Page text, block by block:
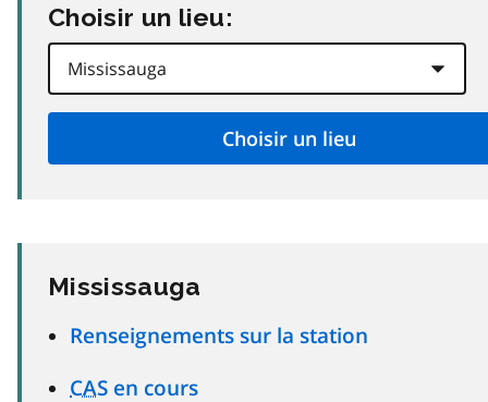
Choisir un lieu:
Mississauga
Renseignements sur la station
CAS en cours